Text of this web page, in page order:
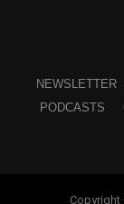
NEWSLETTER
PODCASTS
Copyright